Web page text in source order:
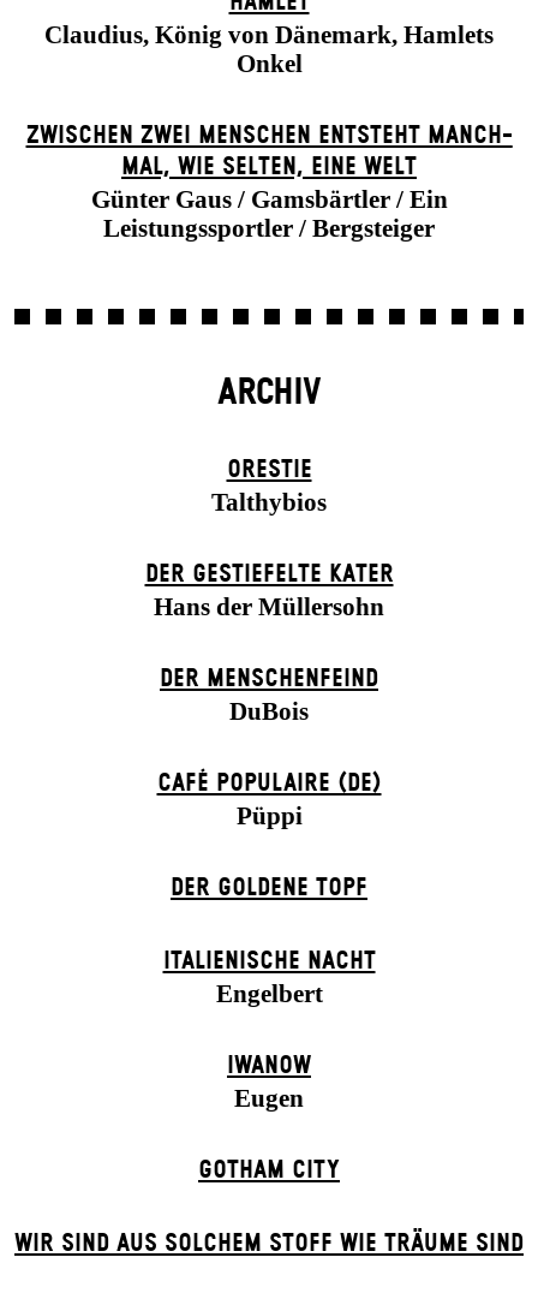
Claudius, König von Dänemark, Hamlets
Onkel
ZWISCHEN ZWEI MENSCHEN ENT­STEHT MANCH­
MAL, WIE SELTEN, EINE WELT
Günter Gaus / Gamsbärtler / Ein
Leistungssportler / Bergsteiger
ARCHIV
ORESTIE
Talthybios
DER GESTIEFELTE KATER
Hans der Müllersohn
DER MENSCHENFEIND
DuBois
CAFÉ POPULAIRE (DE)
Püppi
DER GOLDENE TOPF
ITALIENISCHE NACHT
Engelbert
IWANOW
Eugen
GOTHAM CITY
WIR SIND AUS SOLCHEM STOFF WIE TRÄUME SIND